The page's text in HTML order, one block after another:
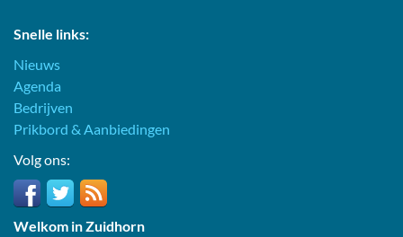
Snelle links:
Nieuws
Agenda
Bedrijven
Prikbord & Aanbiedingen
Volg ons:
Welkom in Zuidhorn